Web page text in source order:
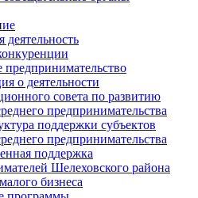
предпринимательство
о деятельности
совета по развитию
предпринимательства
поддержки субъектов
предпринимательства
поддержка
Шелеховского района
бизнеса